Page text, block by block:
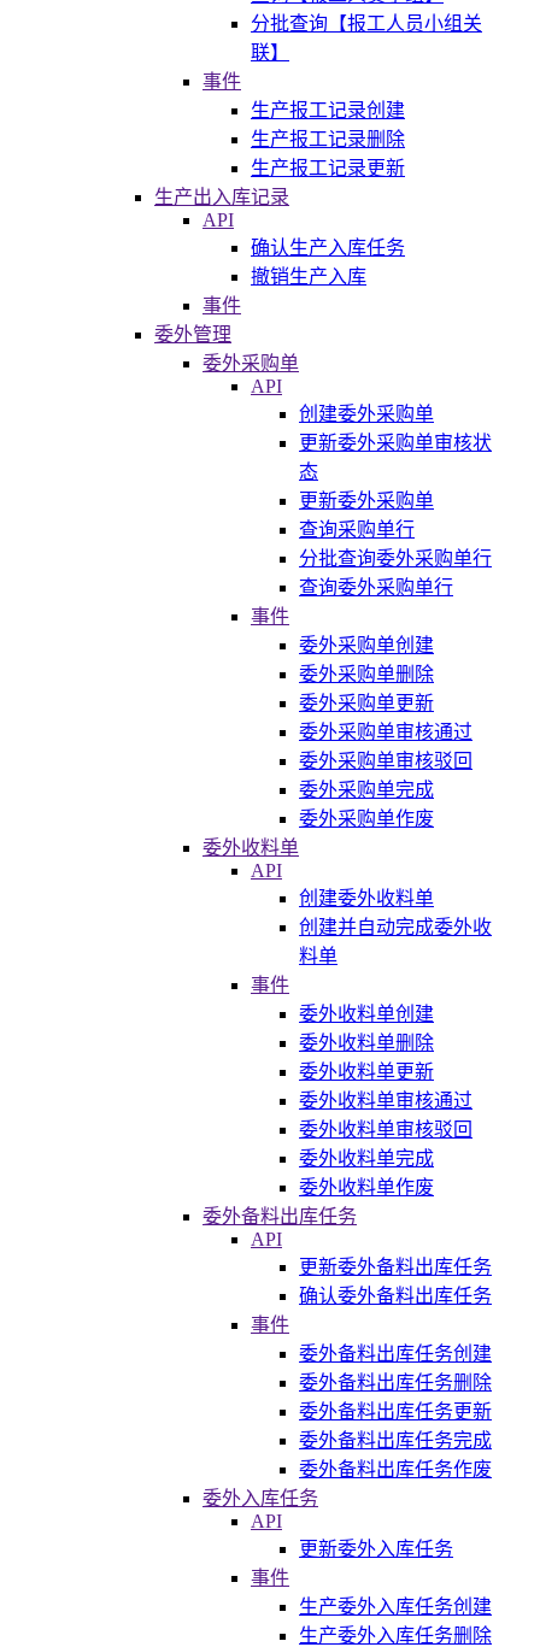
分批查询【报工人员小组关
联】
事件
生产报工记录创建
生产报工记录删除
生产报工记录更新
生产出入库记录
API
确认生产入库任务
撤销生产入库
事件
委外管理
委外采购单
API
创建委外采购单
更新委外采购单审核状
态
更新委外采购单
查询采购单行
分批查询委外采购单行
查询委外采购单行
事件
委外采购单创建
委外采购单删除
委外采购单更新
委外采购单审核通过
委外采购单审核驳回
委外采购单完成
委外采购单作废
委外收料单
API
创建委外收料单
创建并自动完成委外收
料单
事件
委外收料单创建
委外收料单删除
委外收料单更新
委外收料单审核通过
委外收料单审核驳回
委外收料单完成
委外收料单作废
委外备料出库任务
API
更新委外备料出库任务
确认委外备料出库任务
事件
委外备料出库任务创建
委外备料出库任务删除
委外备料出库任务更新
委外备料出库任务完成
委外备料出库任务作废
委外入库任务
API
更新委外入库任务
事件
生产委外入库任务创建
生产委外入库任务删除